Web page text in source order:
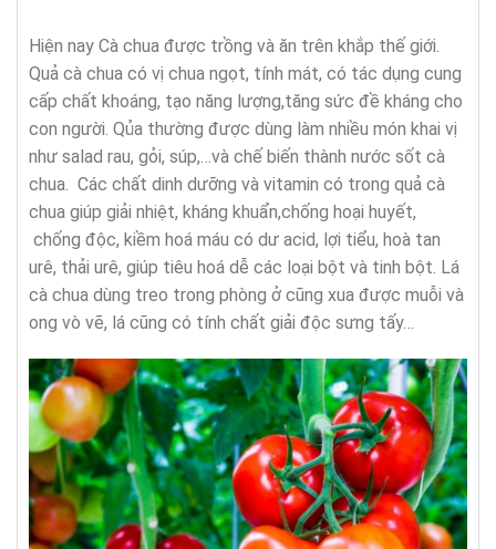
Hiện nay Cà chua được trồng và ăn trên khắp thế giới.
Quả cà chua có vị chua ngọt, tính mát, có tác dụng cung
cấp chất khoáng, tạo năng lượng,tăng sức đề kháng cho
con người. Qủa thường được dùng làm nhiều món khai vị
như salad rau, gỏi, súp,…và chế biến thành nước sốt cà
chua. Các chất dinh dưỡng và vitamin có trong quả cà
chua giúp giải nhiệt, kháng khuẩn,chống hoại huyết,
chống độc, kiềm hoá máu có dư acid, lợi tiểu, hoà tan
urê, thải urê, giúp tiêu hoá dễ các loại bột và tinh bột. Lá
cà chua dùng treo trong phòng ở cũng xua được muỗi và
ong vò vẽ, lá cũng có tính chất giải độc sưng tấy…